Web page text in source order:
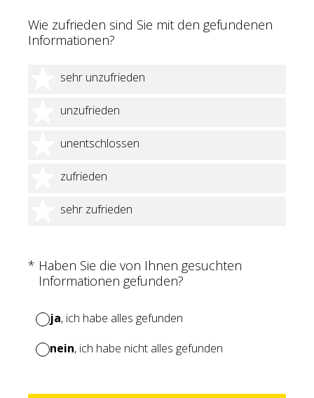
Wie zufrieden sind Sie mit den gefundenen
Informationen?
sehr unzufrieden
1 Stern
unzufrieden
2 Sterne
unentschlossen
3 Sterne
zufrieden
4 Sterne
sehr zufrieden
5 Sterne
* Haben Sie die von Ihnen gesuchten
Informationen gefunden?
(Erforderlich.)
ja, ich habe alles gefunden
nein, ich habe nicht alles gefunden